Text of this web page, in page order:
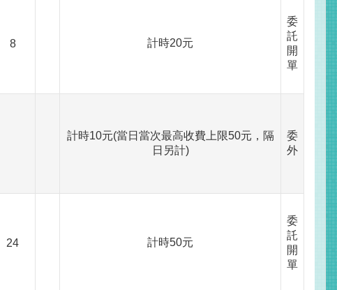
8 計時20元
委
託
開
單
計時10元(當日當次最高收費上限50元，隔
日另計)
委
外
24 計時50元
委
託
開
單